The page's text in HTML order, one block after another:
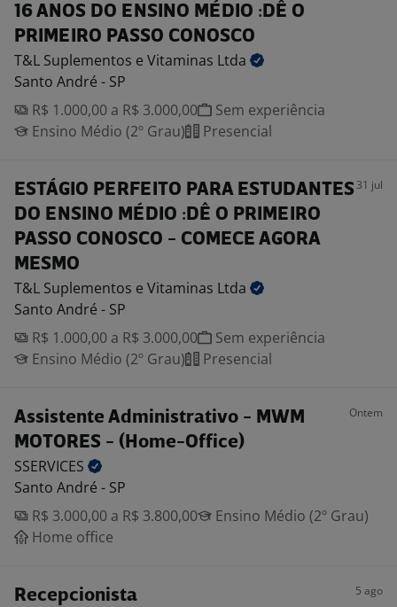
16 ANOS DO ENSINO MÉDIO :DÊ O
PRIMEIRO PASSO CONOSCO
T&L Suplementos e Vitaminas Ltda
Santo André - SP
R$ 1.000,00 a R$ 3.000,00
Sem experiência
Ensino Médio (2º Grau)
Presencial
ESTÁGIO PERFEITO PARA ESTUDANTES
DO ENSINO MÉDIO :DÊ O PRIMEIRO
PASSO CONOSCO - COMECE AGORA
MESMO
31 jul
T&L Suplementos e Vitaminas Ltda
Santo André - SP
R$ 1.000,00 a R$ 3.000,00
Sem experiência
Ensino Médio (2º Grau)
Presencial
Assistente Administrativo - MWM
MOTORES - (Home-Office)
Ontem
SSERVICES
Santo André - SP
R$ 3.000,00 a R$ 3.800,00
Ensino Médio (2º Grau)
Home office
Recepcionista 5 ago